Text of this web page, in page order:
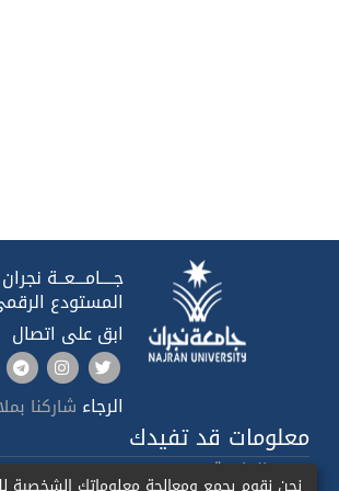
جــــامـــعــة نجران
المستودع
ابق على اتصال
الرجاء شاركنا
معلومات قد تفيدك
صدى الجامعة